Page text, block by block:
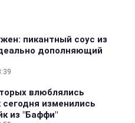
пикантный соус из
дополняющий
влюблялись
изменились
из "Баффи"